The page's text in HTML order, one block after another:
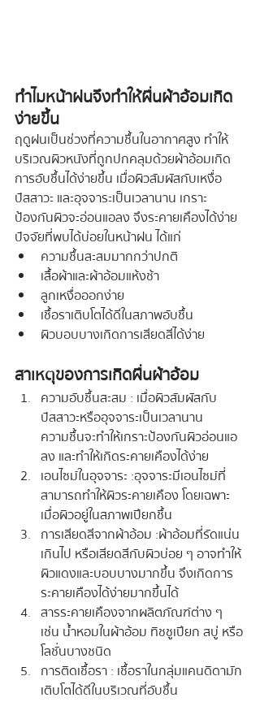
ทำไมหน้าฝนจึงทำให้ผื่นผ้าอ้อมเกิด
ง่ายขึ้น
ฤดูฝนเป็นช่วงที่ความชื้นในอากาศสูง ทำให้
บริเวณผิวหนังที่ถูกปกคลุมด้วยผ้าอ้อมเกิด
การอับชื้นได้ง่ายขึ้น เมื่อผิวสัมผัสกับเหงื่อ
ปัสสาวะ และอุจจาระเป็นเวลานาน เกราะ
ป้องกันผิวจะอ่อนแอลง จึงระคายเคืองได้ง่าย
ปัจจัยที่พบได้บ่อยในหน้าฝน ได้แก่
ความชื้นสะสมมากกว่าปกติ
เสื้อผ้าและผ้าอ้อมแห้งช้า
ลูกเหงื่อออกง่าย
เชื้อราเติบโตได้ดีในสภาพอับชื้น
ผิวบอบบางเกิดการเสียดสีได้ง่าย
สาเหตุของการเกิดผื่นผ้าอ้อม
ความอับชื้นสะสม : เมื่อผิวสัมผัสกับ
ปัสสาวะหรืออุจจาระเป็นเวลานาน
ความชื้นจะทำให้เกราะป้องกันผิวอ่อนแอ
ลง และทำให้เกิดระคายเคืองได้ง่าย
เอนไซม์ในอุจจาระ : อุจจาระมีเอนไซม์ที่
สามารถทำให้ผิวระคายเคือง โดยเฉพาะ
เมื่อผิวอยู่ในสภาพเปียกชื้น
การเสียดสีจากผ้าอ้อม : ผ้าอ้อมที่รัดแน่น
เกินไป หรือเสียดสีกับผิวบ่อย ๆ อาจทำให้
ผิวแดงและบอบบางมากขึ้น จึงเกิดการ
ระคายเคืองได้ง่ายมากขึ้นได้
สารระคายเคืองจากผลิตภัณฑ์ต่าง ๆ
เช่น น้ำหอมในผ้าอ้อม ทิชชูเปียก สบู่ หรือ
โลชั่นบางชนิด
การติดเชื้อรา : เชื้อราในกลุ่มแคนดิดามัก
เติบโตได้ดีในบริเวณที่อับชื้น